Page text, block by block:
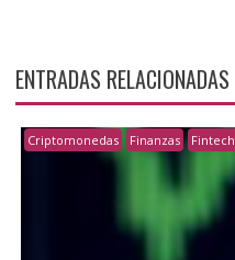
ENTRADAS RELACIONADAS
Criptomonedas Finanzas Fintech